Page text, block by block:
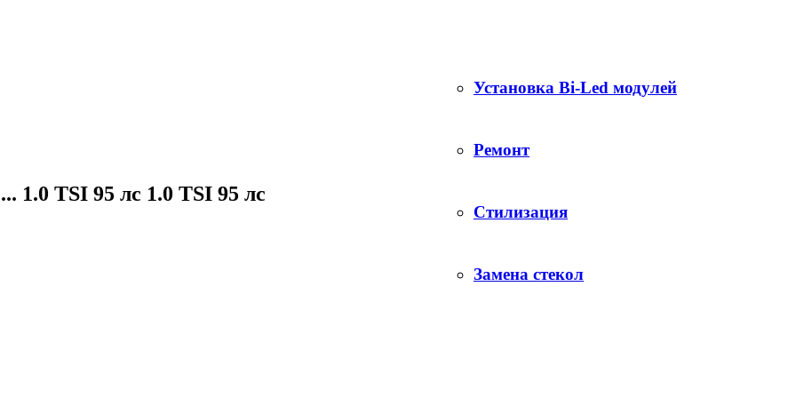
Установка Bi-Led модулей
Ремонт
Стилизация
Замена стекол
1.0 TSI 95 лс 1.0 TSI 95 лс